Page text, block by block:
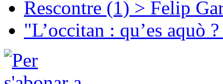
Rescontre (1) > Felip
"L’occitan : qu’es aquò